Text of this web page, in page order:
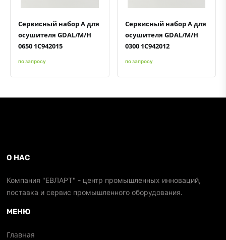
Сервисный набор А для
осушителя GDAL/M/H
0650 1С942015
по запросу
Сервисный набор А для
осушителя GDAL/M/H
0300 1С942012
по запросу
О НАС
Компания "ЕВЛАРТ" - центр промышленных инноваций,
поставка и сервис промышленного оборудования.
МЕНЮ
Главная